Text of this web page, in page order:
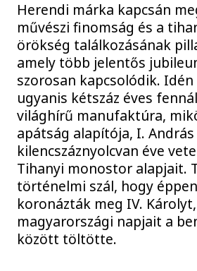
Herendi márka kapcsán
művészi finomság és a
örökség találkozásának
amely több jelentős
szorosan kapcsolódik.
ugyanis kétszáz éves
világhírű manufaktúra,
apátság alapítója, I.
kilencszáznyolcvan éve
Tihanyi monostor alapjait.
történelmi szál, hogy
koronázták meg IV.
magyarországi napjait a
között töltötte.